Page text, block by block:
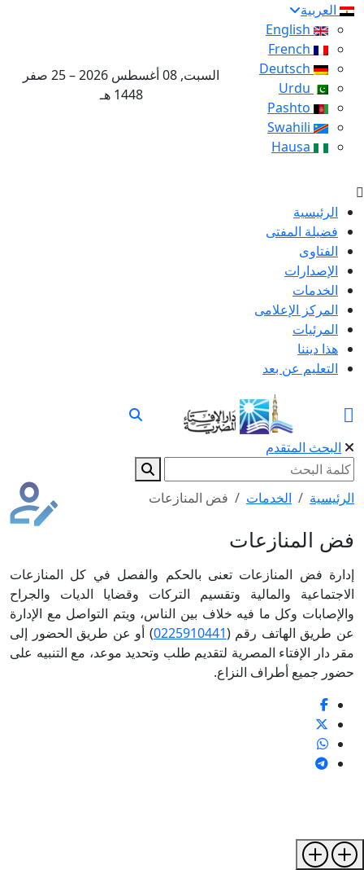
العربية
السبت, 08 أغسطس 2026 – 25 صفر
1448 هـ
الرئيسية
فضيلة المفتى
الفتاوى
الإصدارات
الخدمات
المركز الإعلامى
المرئيات
هذا ديننا
التعليم عن بعد
البحث المتقدم
الرئيسية الخدمات فض المنازعات
فض المنازعات
إدارة فض المنازعات تعنى بالحكم والفصل في كل المنازعات
الاجتماعية والمالية وتقسيم التركات وقضايا الديات والجراح
والإصابات وكل ما فيه خلاف بين الناس، ويتم التواصل مع الإدارة
عن طريق الهاتف رقم (0225910441) أو عن طريق الحضور إلى
مقر دار الإفتاء المصرية لتقديم طلب وتحديد موعد، مع التنبيه على
حضور جميع أطراف النزاع.